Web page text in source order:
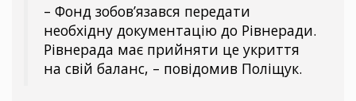
– Фонд зобов’язався передати
необхідну документацію до Рівнеради.
Рівнерада має прийняти це укриття
на свій баланс, – повідомив Поліщук.